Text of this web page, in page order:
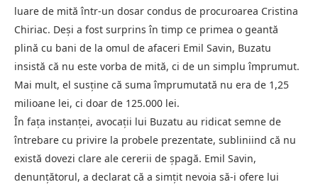
luare de mită într-un dosar condus de procuroarea Cristina
Chiriac. Deși a fost surprins în timp ce primea o geantă
plină cu bani de la omul de afaceri Emil Savin, Buzatu
insistă că nu este vorba de mită, ci de un simplu împrumut.
Mai mult, el susține că suma împrumutată nu era de 1,25
milioane lei, ci doar de 125.000 lei.
În fața instanței, avocații lui Buzatu au ridicat semne de
întrebare cu privire la probele prezentate, subliniind că nu
există dovezi clare ale cererii de șpagă. Emil Savin,
denunțătorul, a declarat că a simțit nevoia să-i ofere lui